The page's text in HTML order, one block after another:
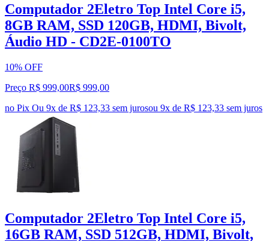
Computador 2Eletro Top Intel Core i5,
8GB RAM, SSD 120GB, HDMI, Bivolt,
Áudio HD - CD2E-0100TO
10% OFF
Preço R$ 999,00R$ 999,00
no Pix Ou 9x de R$ 123,33 sem jurosou 9x de R$ 123,33 sem juros
Computador 2Eletro Top Intel Core i5,
16GB RAM, SSD 512GB, HDMI, Bivolt,